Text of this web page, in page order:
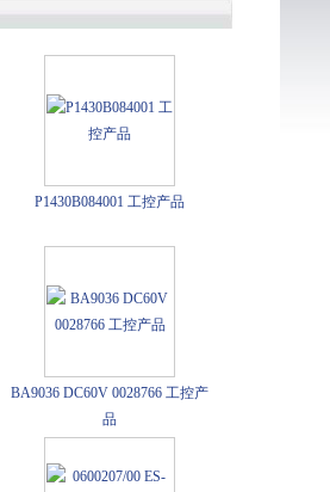
P1430B084001 工控产品
BA9036 DC60V 0028766 工控产
品